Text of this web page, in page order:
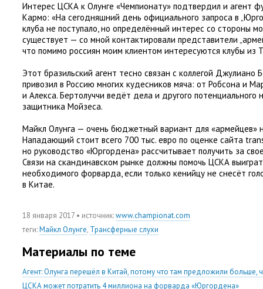
Интерес ЦСКА к Олунге «Чемпионату» подтвердил и агент
Кармо: «На сегодняшний день официального запроса в
клуба не поступало, но определённый интерес со стороны
существует — со мной контактировали представители
что помимо россиян моим клиентом интересуются клубы из
Этот бразильский агент тесно связан с коллегой Джулиано
привозил в Россию многих кудесников мяча: от Робсона и
и Алекса. Бертолуччи ведёт дела и другого потенциального
защитника Мойзеса.
Майкл Олунга — очень бюджетный вариант для «армейцев»
Нападающий стоит всего 700 тыс. евро по оценке сайта
но руководство «Юргордена» рассчитывает получить за
Связи на скандинавском рынке должны помочь ЦСКА
необходимого форварда, если только кенийцу не снесёт
в Китае.
18 января 2017 • источник:www.championat.com
теги:Майкл Олунге, Трансферные слухи
Материалы по теме
Агент: Олунга перешёл в Китай, потому что там предложили больше,
ЦСКА может потратить 4 миллиона на форварда «Юргордена»